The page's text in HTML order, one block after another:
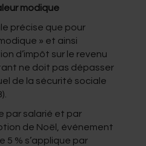
modique
précise que pour
» et ainsi
d’impôt sur le revenu
ne doit pas dépasser
de la sécurité sociale
par salarié et par
de Noël, événement
5 % s’applique par